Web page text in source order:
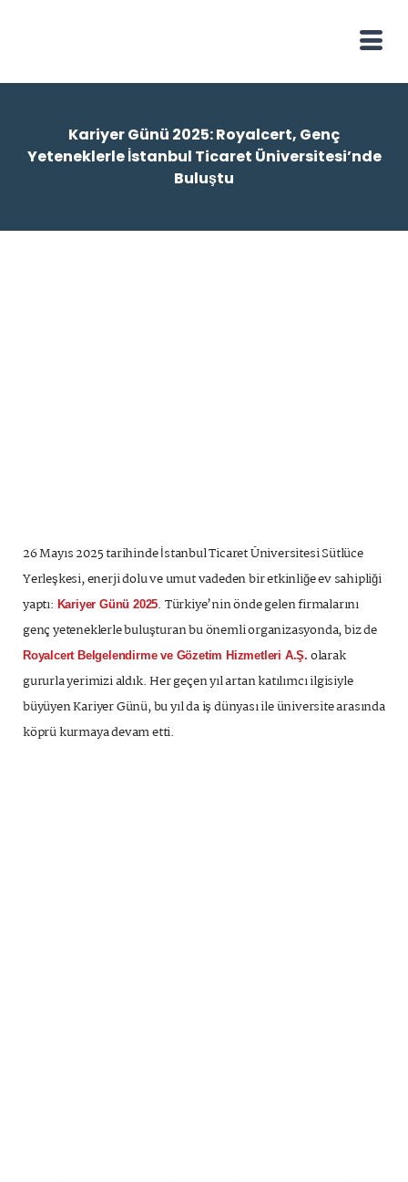
Kariyer Günü 2025: Royalcert, Genç
Yeteneklerle İstanbul Ticaret Üniversitesi’nde
Buluştu
26 Mayıs 2025 tarihinde İstanbul Ticaret Üniversitesi Sütlüce
Yerleşkesi, enerji dolu ve umut vadeden bir etkinliğe ev sahipliği
yaptı: Kariyer Günü 2025. Türkiye’nin önde gelen firmalarını
genç yeteneklerle buluşturan bu önemli organizasyonda, biz de
Royalcert Belgelendirme ve Gözetim Hizmetleri A.Ş. olarak
gururla yerimizi aldık. Her geçen yıl artan katılımcı ilgisiyle
büyüyen Kariyer Günü, bu yıl da iş dünyası ile üniversite arasında
köprü kurmaya devam etti.